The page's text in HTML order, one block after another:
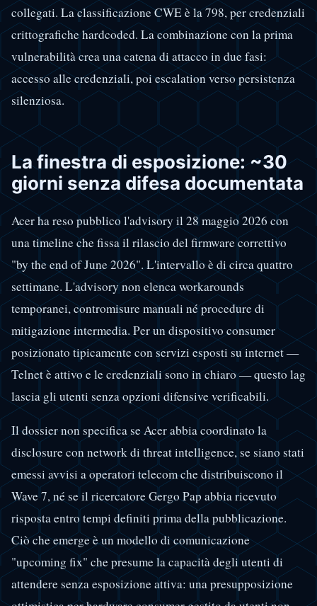
collegati. La classificazione CWE è la 798, per credenziali
crittografiche hardcoded. La combinazione con la prima
vulnerabilità crea una catena di attacco in due fasi:
accesso alle credenziali, poi escalation verso persistenza
silenziosa.
La finestra di esposizione: ~30
giorni senza difesa documentata
Acer ha reso pubblico l'advisory il 28 maggio 2026 con
una timeline che fissa il rilascio del firmware correttivo
"by the end of June 2026". L'intervallo è di circa quattro
settimane. L'advisory non elenca workarounds
temporanei, contromisure manuali né procedure di
mitigazione intermedia. Per un dispositivo consumer
posizionato tipicamente con servizi esposti su internet —
Telnet è attivo e le credenziali sono in chiaro — questo lag
lascia gli utenti senza opzioni difensive verificabili.
Il dossier non specifica se Acer abbia coordinato la
disclosure con network di threat intelligence, se siano stati
emessi avvisi a operatori telecom che distribuiscono il
Wave 7, né se il ricercatore Gergo Pap abbia ricevuto
risposta entro tempi definiti prima della pubblicazione.
Ciò che emerge è un modello di comunicazione
"upcoming fix" che presume la capacità degli utenti di
attendere senza esposizione attiva: una presupposizione